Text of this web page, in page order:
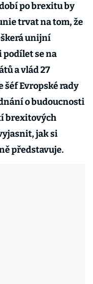
po brexitu by
trvat na tom, že
unijní
podílet se na
a vlád 27
šéf Evropské rady
o budoucnosti
brexitových
jak si
představuje.